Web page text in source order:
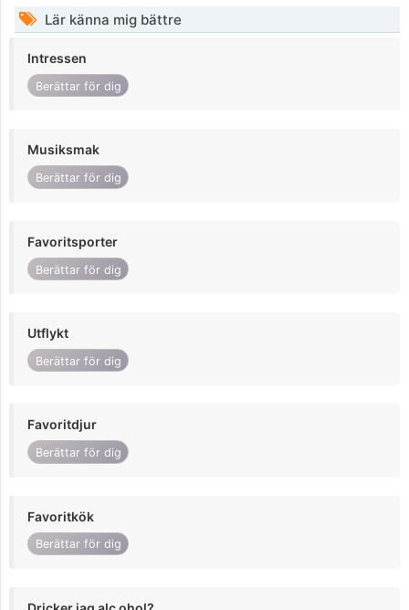
Lär känna mig bättre
Intressen
Berättar för dig
Musiksmak
Berättar för dig
Favoritsporter
Berättar för dig
Utflykt
Berättar för dig
Favoritdjur
Berättar för dig
Favoritkök
Berättar för dig